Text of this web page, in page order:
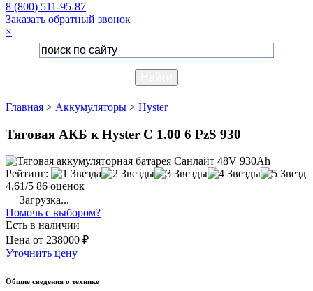
8 (800) 511-95-87
Заказать обратный звонок
×
Главная > Аккумуляторы > Hyster
Тяговая АКБ к Hyster C 1.00 6 PzS 930
Рейтинг:
4,61/5 86 оценок
Загрузка...
Помочь с выбором?
Есть в наличии
Цена от 238000 ₽
Уточнить цену
Общие сведения о технике